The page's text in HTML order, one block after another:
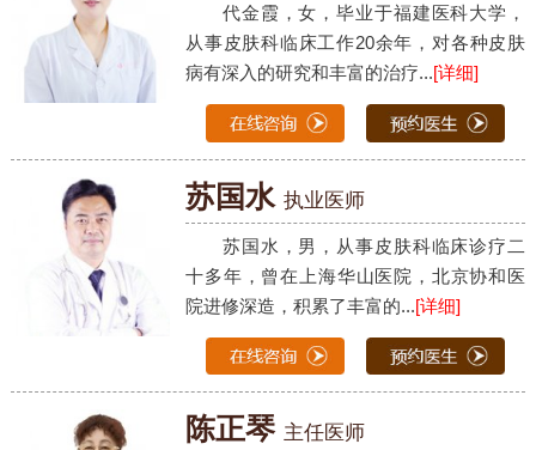
代金霞，女，毕业于福建医科大学，
从事皮肤科临床工作20余年，对各种皮肤
病有深入的研究和丰富的治疗...[详细]
苏国水 执业医师
苏国水，男，从事皮肤科临床诊疗二
十多年，曾在上海华山医院，北京协和医
院进修深造，积累了丰富的...[详细]
陈正琴 主任医师